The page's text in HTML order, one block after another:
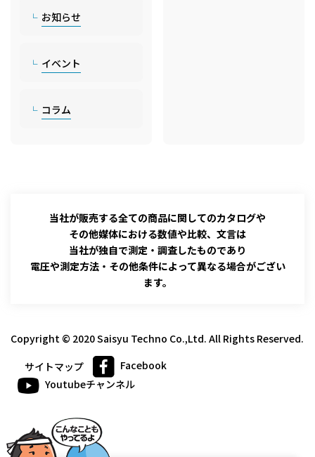
お知らせ
イベント
コラム
当社が販売する全ての商品に関してのカタログや
その他媒体における数値や比較、文言は
当社が独自で測定・調査したものであり
電圧や測定方法・その他条件によって異なる場合がござい
ます。
Copyright © 2020 Saisyu Techno Co.,Ltd. All Rights Reserved.
サイトマップ
Facebook
Youtubeチャンネル